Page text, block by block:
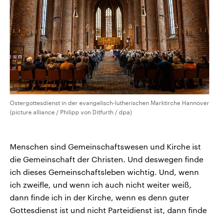
Ostergottesdienst in der evangelisch-lutherischen Marktirche Hannover
(picture alliance / Philipp von Ditfurth / dpa)
Menschen sind Gemeinschaftswesen und Kirche ist
die Gemeinschaft der Christen. Und deswegen finde
ich dieses Gemeinschaftsleben wichtig. Und, wenn
ich zweifle, und wenn ich auch nicht weiter weiß,
dann finde ich in der Kirche, wenn es denn guter
Gottesdienst ist und nicht Parteidienst ist, dann finde